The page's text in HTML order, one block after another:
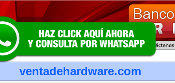
ventadehardware.com